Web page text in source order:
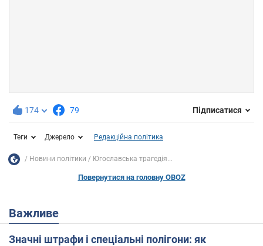
174 79 Підписатися
Теги Джерело Редакційна політика
Новини політики Югославська трагедія...
Повернутися на головну OBOZ
Важливе
Значні штрафи і спеціальні полігони: як